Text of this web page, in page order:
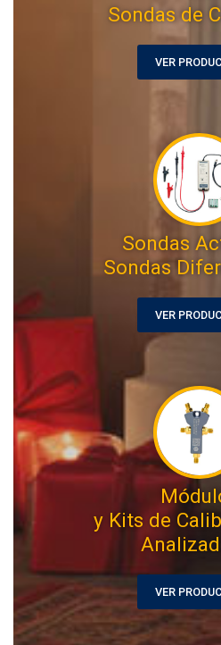
Sondas de
VER
Sondas
Sondas
VER
y Kits de
VER